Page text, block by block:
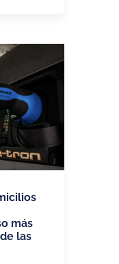
más
las